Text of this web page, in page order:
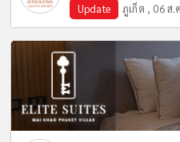
Update ภูเก็ต , 06 ส.